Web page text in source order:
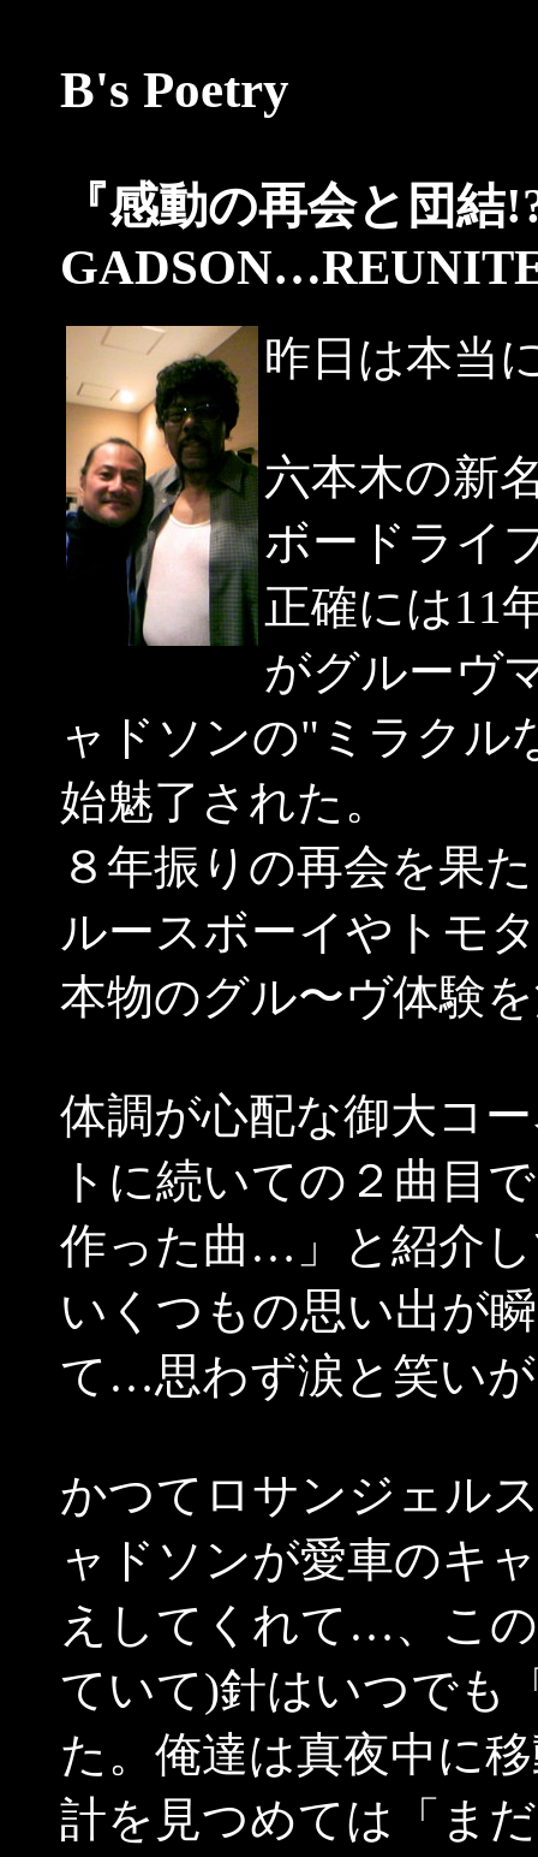
B's Poetry
『感動の再会と団
昨日は本当
六本木の新
ボードライ
正確には11
がグルーヴ
ャドソンの"ミラクル
始魅了された。
８年振りの再会を果
ルースボーイやトモ
本物のグル〜ヴ体験
体調が心配な御大コ
トに続いての２曲目
作った曲…」と紹介し
いくつもの思い出が
て…思わず涙と笑い
かつてロサンジェル
ャドソンが愛車のキ
えしてくれて…、こ
ていて)針はいつでも
た。俺達は真夜中に
計を見つめては「ま